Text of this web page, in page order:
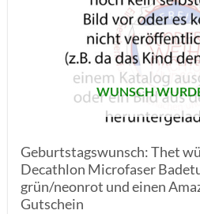
WUNSCH
Geburtstagswunsch: Thet
Decathlon Microfaser
grün/neonrot und einen
Gutschein